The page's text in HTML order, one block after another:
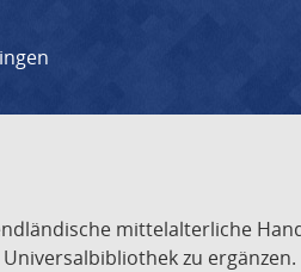
mittelalterliche
zu